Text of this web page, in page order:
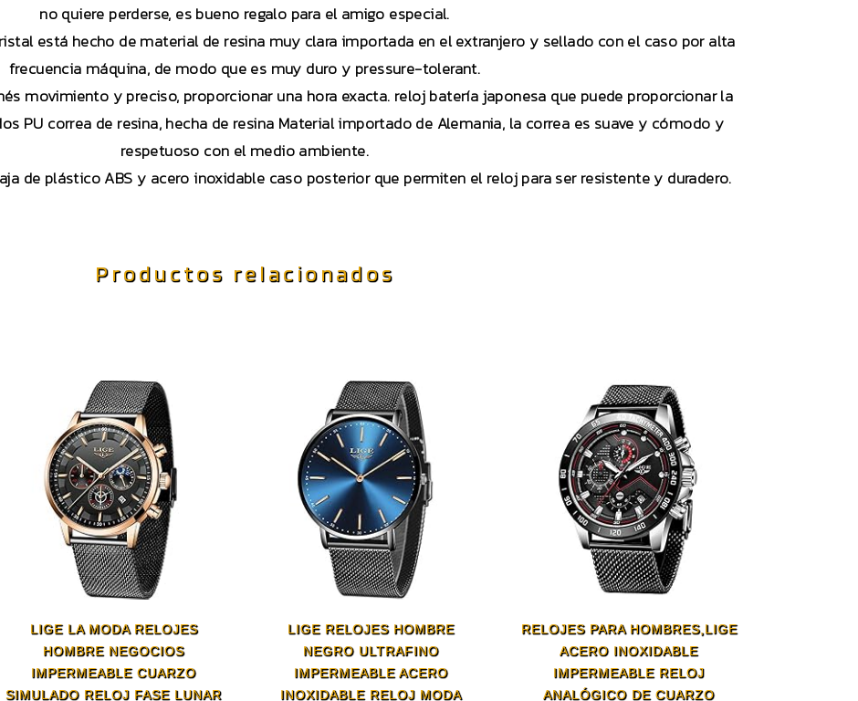
no quiere perderse, es bueno regalo para el amigo especial.
está hecho de material de resina muy clara importada en el extranjero y sellado con el caso por alta
frecuencia máquina, de modo que es muy duro y pressure-tolerant.
movimiento y preciso, proporcionar una hora exacta. reloj batería japonesa que puede proporcionar la
PU correa de resina, hecha de resina Material importado de Alemania, la correa es suave y cómodo y
respetuoso con el medio ambiente.
de plástico ABS y acero inoxidable caso posterior que permiten el reloj para ser resistente y duradero.
Productos relacionados
LIGE LA MODA RELOJES
HOMBRE NEGOCIOS
IMPERMEABLE CUARZO
SIMULADO RELOJ FASE LUNAR
LIGE RELOJES HOMBRE
NEGRO ULTRAFINO
IMPERMEABLE ACERO
INOXIDABLE RELOJ MODA
RELOJES PARA HOMBRES,LIGE
ACERO INOXIDABLE
IMPERMEABLE RELOJ
ANALÓGICO DE CUARZO